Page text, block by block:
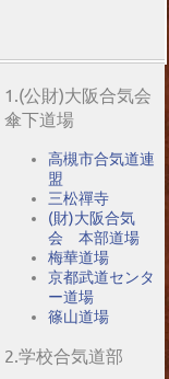
1.(公財)大阪合気会
傘下道場
高槻市合気道連
盟
三松禪寺
(財)大阪合気
会 本部道場
梅華道場
京都武道センタ
ー道場
篠山道場
2.学校合気道部